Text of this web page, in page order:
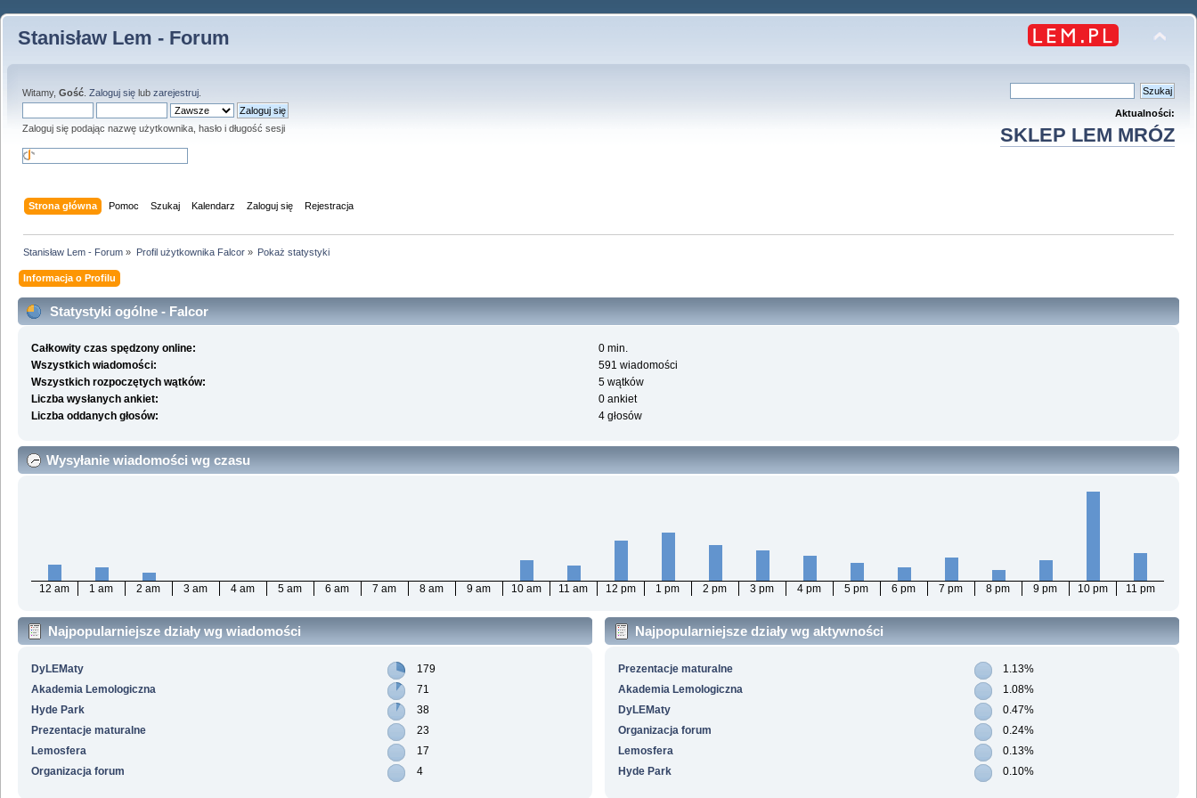
Stanisław Lem - Forum
Witamy, Gość Zaloguj się lub zarejestruj
Zaloguj się podając nazwę użytkownika, hasło i długość sesji
Aktualności:
SKLEP LEM MRÓZ
Strona główna Pomoc Szukaj Kalendarz Zaloguj się Rejestracja
Stanisław Lem - Forum » Profil użytkownika Falcor» Pokaż statystyki
Informacja o Profilu
Statystyki ogólne - Falcor
Całkowity czas spędzony online:
0 min.
Wszystkich wiadomości:
591 wiadomości
Wszystkich rozpoczętych wątków:
5 wątków
Liczba wysłanych ankiet:
0 ankiet
Liczba oddanych głosów:
4 głosów
Wysyłanie wiadomości wg czasu
12 am 1 am 2 am 3 am 4 am 5 am 6 am 7 am 8 am 9 am 10 am 11 am 12 pm 1 pm 2 pm 3 pm 4 pm 5 pm 6 pm 7 pm 8 pm 9 pm 10 pm 11 pm
Najpopularniejsze działy wg wiadomości
DyLEMaty
179
Akademia Lemologiczna
71
Hyde Park
38
Prezentacje maturalne
23
Lemosfera
17
Organizacja forum
4
Najpopularniejsze działy wg aktywności
Prezentacje maturalne
1.13%
Akademia Lemologiczna
1.08%
DyLEMaty
0.47%
Organizacja forum
0.24%
Lemosfera
0.13%
Hyde Park
0.10%